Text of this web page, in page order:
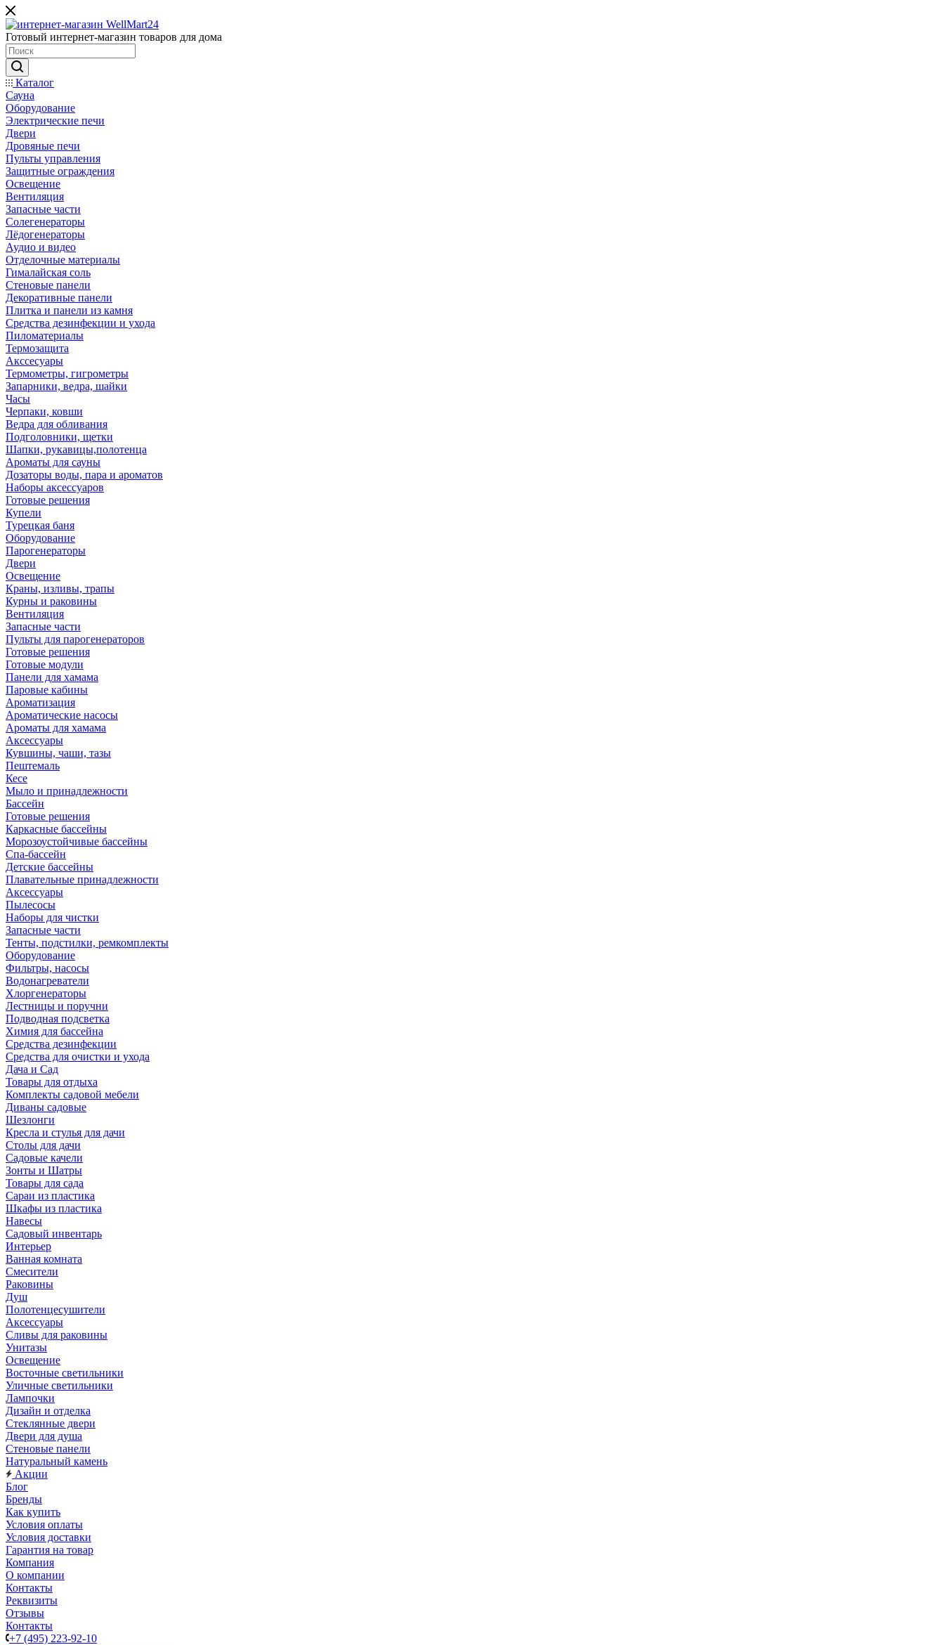
Готовый интернет-магазин товаров для дома
Каталог
Сауна
Оборудование
Электрические печи
Двери
Дровяные печи
Пульты управления
Защитные ограждения
Освещение
Вентиляция
Запасные части
Солегенераторы
Лёдогенераторы
Аудио и видео
Отделочные материалы
Гималайская соль
Стеновые панели
Декоративные панели
Плитка и панели из камня
Средства дезинфекции и ухода
Пиломатериалы
Термозащита
Аксcесуары
Термометры, гигрометры
Запарники, ведра, шайки
Часы
Черпаки, ковши
Ведра для обливания
Подголовники, щетки
Шапки, рукавицы,полотенца
Ароматы для сауны
Дозаторы воды, пара и ароматов
Наборы аксессуаров
Готовые решения
Купели
Турецкая баня
Оборудование
Парогенераторы
Двери
Освещение
Краны, изливы, трапы
Курны и раковины
Вентиляция
Запасные части
Пульты для парогенераторов
Готовые решения
Готовые модули
Панели для хамама
Паровые кабины
Ароматизация
Ароматические насосы
Ароматы для хамама
Аксессуары
Кувшины, чаши, тазы
Пештемаль
Кесе
Мыло и принадлежности
Бассейн
Готовые решения
Каркасные бассейны
Морозоустойчивые бассейны
Спа-бассейн
Детские бассейны
Плавательные принадлежности
Аксессуары
Пылесосы
Наборы для чистки
Запасные части
Тенты, подстилки, ремкомплекты
Оборудование
Фильтры, насосы
Водонагреватели
Хлоргенераторы
Лестницы и поручни
Подводная подсветка
Химия для бассейна
Средства дезинфекции
Средства для очистки и ухода
Дача и Сад
Товары для отдыха
Комплекты садовой мебели
Диваны садовые
Шезлонги
Кресла и стулья для дачи
Столы для дачи
Садовые качели
Зонты и Шатры
Товары для сада
Сараи из пластика
Шкафы из пластика
Навесы
Садовый инвентарь
Интерьер
Ванная комната
Смесители
Раковины
Душ
Полотенцесушители
Аксессуары
Сливы для раковины
Унитазы
Освещение
Восточные светильники
Уличные светильники
Лампочки
Дизайн и отделка
Стеклянные двери
Двери для душа
Стеновые панели
Натуральный камень
Акции
Блог
Бренды
Как купить
Условия оплаты
Условия доставки
Гарантия на товар
Компания
О компании
Контакты
Реквизиты
Отзывы
Контакты
+7 (495) 223-92-10